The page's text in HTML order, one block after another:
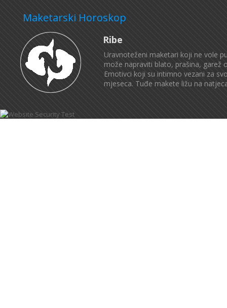
Maketarski Horoskop
Ribe
Uravnoteženi maketari koji ne vole
može napraviti blato, prašina, garež
Emotivci koji su intimno vezani za
mjeseca. Tuđe makete ližu na